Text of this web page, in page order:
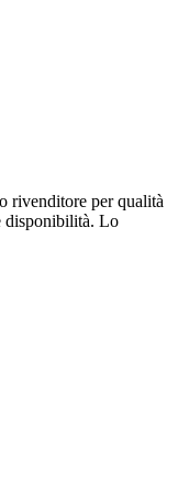
rivenditore per qualità
disponibilità. Lo